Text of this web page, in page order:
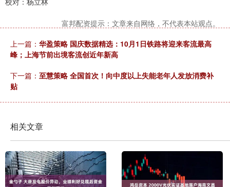
富邦配资提示：文章来自网络，不代表本站观点。
上一篇： 华盈策略 国庆数据精选：10月1日铁路将迎来客流最高
峰；上海节前出境客流创近年新高
下一篇： 至慧策略 全国首次！向中度以上失能老年人发放消费补
贴
相关文章